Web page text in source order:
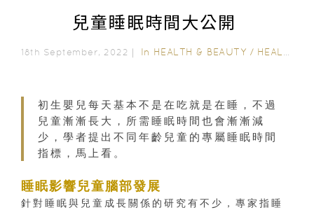
兒童睡眠時間大公開
18th September, 2022｜ In HEALTH & BEAUTY / HEALTH CARE
初生嬰兒每天基本不是在吃就是在睡，不過
兒童漸漸長大，所需睡眠時間也會漸漸減
少，學者提出不同年齡兒童的專屬睡眠時間
指標，馬上看。
睡眠影響兒童腦部發展
針對睡眠與兒童成長關係的研究有不少，專家指睡